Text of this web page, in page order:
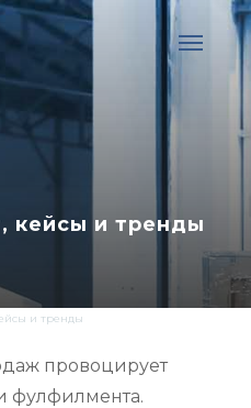
кейсы и тренды
и тренды
провоцирует
фулфилмента.